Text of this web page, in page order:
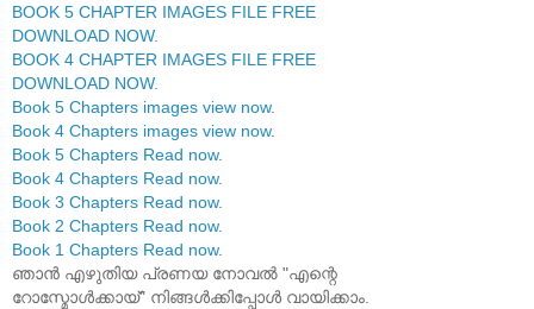
BOOK 5 CHAPTER IMAGES FILE FREE
DOWNLOAD NOW.
BOOK 4 CHAPTER IMAGES FILE FREE
DOWNLOAD NOW.
Book 5 Chapters images view now.
Book 4 Chapters images view now.
Book 5 Chapters Read now.
Book 4 Chapters Read now.
Book 3 Chapters Read now.
Book 2 Chapters Read now.
Book 1 Chapters Read now.
ഞാൻ എഴുതിയ പ്രണയ നോവൽ "എന്റെ
റോസ്മോൾക്കായ്" നിങ്ങൾക്കിപ്പോൾ വായിക്കാം.